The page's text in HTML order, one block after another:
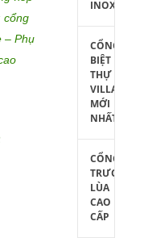
cổng
– Phụ
INOX
CỔNG
BIỆT
THỰ
VILLA
MỚI
NHẤT
CỔNG
TRƯỢT
LÙA
CAO
CẤP